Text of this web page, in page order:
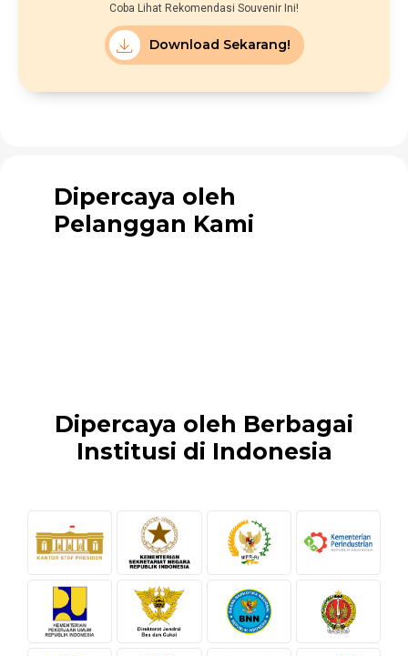
Coba Lihat Rekomendasi Souvenir Ini!
Download Sekarang!
Dipercaya oleh
Pelanggan Kami
Dipercaya oleh Berbagai
Institusi di Indonesia